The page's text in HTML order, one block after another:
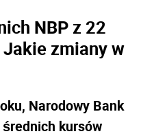
NBP z 22
zmiany w
Narodowy Bank
kursów